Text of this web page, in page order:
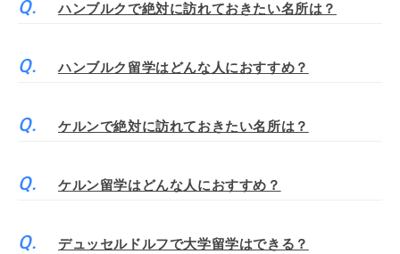
ハンブルクで絶対に訪れておきたい名所は？
ハンブルク留学はどんな人におすすめ？
ケルンで絶対に訪れておきたい名所は？
ケルン留学はどんな人におすすめ？
デュッセルドルフで大学留学はできる？